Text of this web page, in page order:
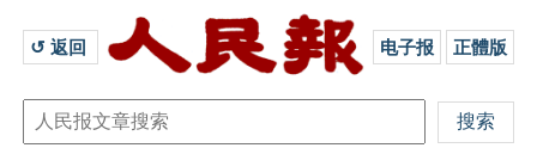
↺ 返回 电子报 正體版